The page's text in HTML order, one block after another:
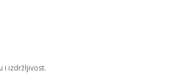
i izdržljivost.